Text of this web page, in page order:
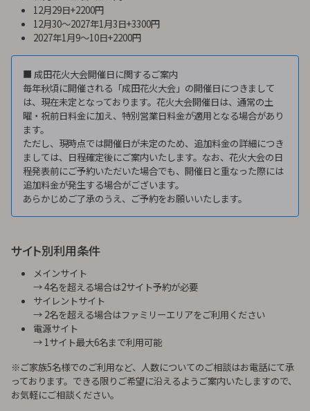
12月29日+2200円
12月30〜2027年1月3日+3300円
2027年1月9〜10日+2200円
■ 成田花火大会開催日に関するご案内
毎年秋頃に開催される「成田花火大会」の開催日につきまして
は、現在未定となっております。花火大会開催日は、通常の土
曜・祝前日料金に加え、特別営業日料金が適用となる場合があり
ます。
ただし、現時点では開催日が未定のため、追加料金の詳細につき
ましては、日程確定後にご案内いたします。なお、花火大会の日
程発表前にご予約いただいた場合でも、開催日と重なった際には
追加料金が発生する場合がございます。
あらかじめご了承のうえ、ご予約をお願いいたします。
サイト別利用条件
メインサイト
→ 4名を超える場合は2サイト予約が必要
サイレントサイト
→ 2名を超える場合はファミリーエリアをご利用ください
電源サイト
→ 1サイト最大6名まで利用可能
※ご家族5名様でのご利用など、人数についてのご相談はお電話にて承
っております。できる限りご希望に沿えるようご案内いたしますので、
お気軽にご相談ください。